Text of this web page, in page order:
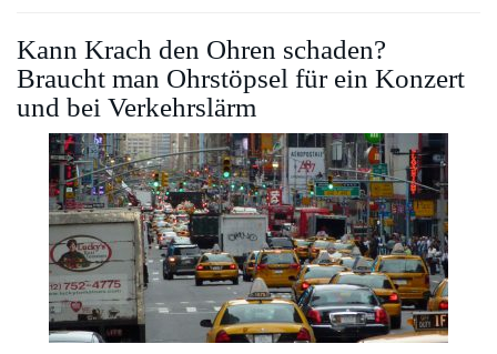
Kann Krach den Ohren schaden?
Braucht man Ohrstöpsel für ein Konzert
und bei Verkehrslärm